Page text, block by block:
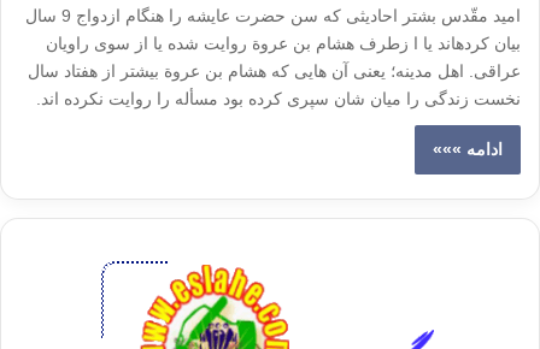
امید مقّدس بشتر احادیثی که سن حضرت عایشه را هنگام ازدواج 9 سال
بیان کرده­اند یا ا زطرف هشام بن عروة روایت شده یا از سوی راویان
عراقی. اهل مدینه؛ یعنی آن هایی که هشام بن عروة بیشتر از هفتاد سال
نخست زندگی را میان شان سپری کرده بود مسأله را روایت نکرده اند.
ادامه »»»